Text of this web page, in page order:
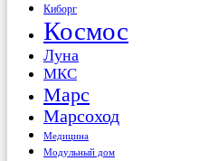
Киборг
Космос
Луна
МКС
Марс
Марсоход
Медицина
Модульный дом